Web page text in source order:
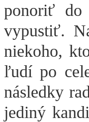
ponoriť do
vypustiť.
niekoho,
ľudí po
následky
jediný